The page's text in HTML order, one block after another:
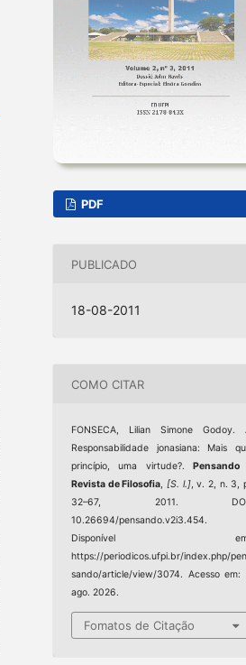
PDF
PUBLICADO
18-08-2011
COMO CITAR
FONSECA, Lilian Simone Godoy.
Responsabilidade jonasiana: Mais
princípio, uma virtude?.
Revista de Filosofia,[S. l.], v. 2, n. 3,
32–67, 2011.
10.26694/pensando.v2i3.454.
Disponível
https://periodicos.ufpi.br/index.php/
sando/article/view/3074. Acesso em:
ago. 2026.
Fomatos de Citação